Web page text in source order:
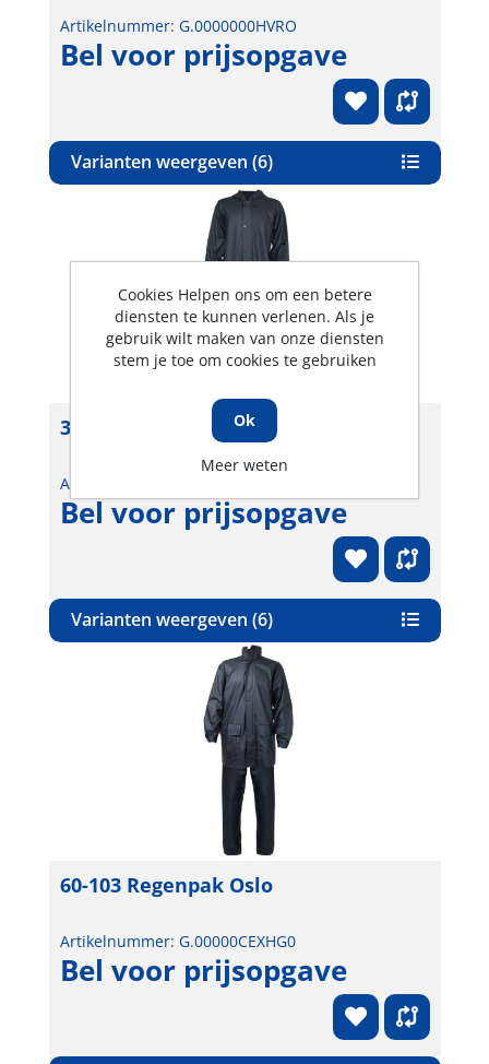
Artikelnummer: G.0000000HVRO
Bel voor prijsopgave
Varianten weergeven (6)
30-103 Regenoveral Bergen
Artikelnummer: G.00000CEXHF0
Bel voor prijsopgave
Varianten weergeven (6)
60-103 Regenpak Oslo
Artikelnummer: G.00000CEXHG0
Bel voor prijsopgave
Cookies Helpen ons om een betere
diensten te kunnen verlenen. Als je
gebruik wilt maken van onze diensten
stem je toe om cookies te gebruiken
Ok
Meer weten